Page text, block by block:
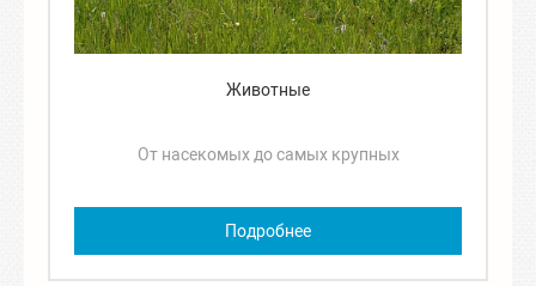
Животные
От насекомых до самых крупных
Подробнее